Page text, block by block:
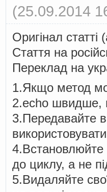
(25.09.2014
Оригінал
Стаття на
Переклад на
1.Якщо метод
2.echo швидше,
3.Передавайте
4.Встановлюйте
до циклу, а не
5.Видаляйте